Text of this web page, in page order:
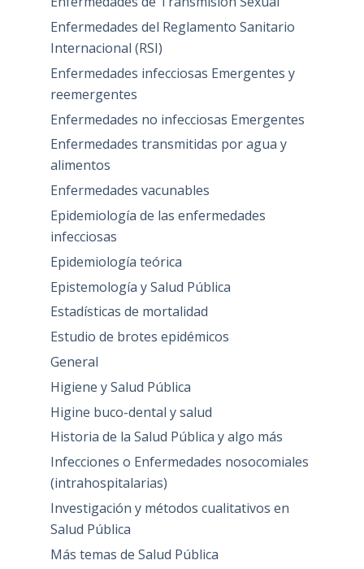
Enfermedades del Reglamento Sanitario
Internacional (RSI)
Enfermedades infecciosas Emergentes y
reemergentes
Enfermedades no infecciosas Emergentes
Enfermedades transmitidas por agua y
alimentos
Enfermedades vacunables
Epidemiología de las enfermedades
infecciosas
Epidemiología teórica
Epistemología y Salud Pública
Estadísticas de mortalidad
Estudio de brotes epidémicos
General
Higiene y Salud Pública
Higine buco-dental y salud
Historia de la Salud Pública y algo más
Infecciones o Enfermedades nosocomiales
(intrahospitalarias)
Investigación y métodos cualitativos en
Salud Pública
Más temas de Salud Pública